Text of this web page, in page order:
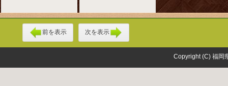
前を表示 次を表示
Copyright (C) 福岡